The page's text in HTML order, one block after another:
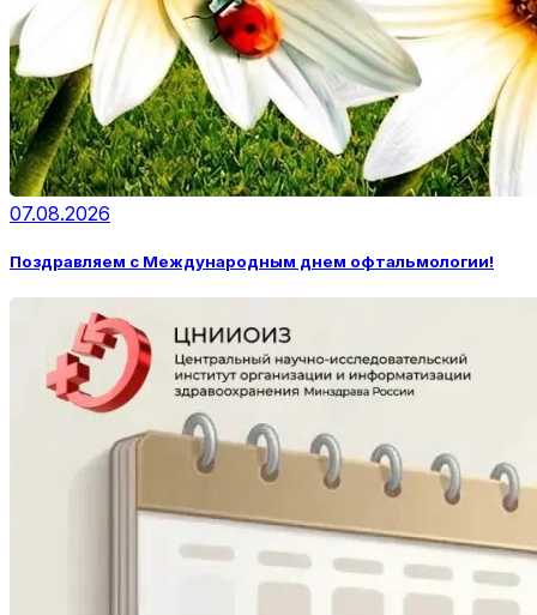
07.08.2026
Поздравляем с Международным днем офтальмологии!